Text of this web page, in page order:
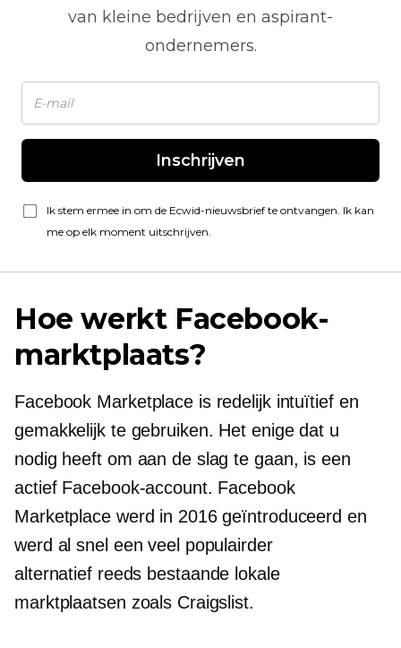
van kleine bedrijven en aspirant-
ondernemers.
Inschrijven
Ik stem ermee in om de Ecwid-nieuwsbrief te ontvangen. Ik kan
me op elk moment uitschrijven.
Hoe werkt Facebook-
marktplaats?
Facebook Marketplace is redelijk intuïtief en
gemakkelijk te gebruiken. Het enige dat u
nodig heeft om aan de slag te gaan, is een
actief Facebook-account. Facebook
Marketplace werd in 2016 geïntroduceerd en
werd al snel een veel populairder
alternatief reeds bestaande lokale
marktplaatsen zoals Craigslist.